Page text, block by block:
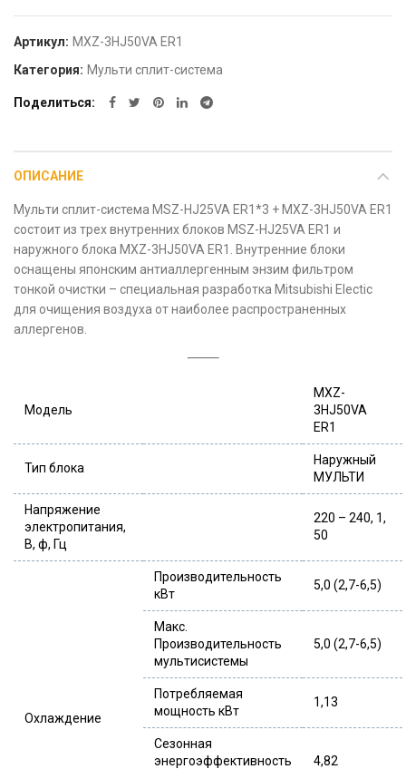
Артикул: MXZ-3HJ50VA ER1
Категория: Мульти сплит-система
Поделиться
ОПИСАНИЕ
Мульти сплит-система MSZ-HJ25VA ER1*3 + MXZ-3HJ50VA ER1
состоит из трех внутренних блоков MSZ-HJ25VA ER1 и
наружного блока MXZ-3HJ50VA ER1. Внутренние блоки
оснащены японским антиаллергенным энзим фильтром
тонкой очистки – специальная разработка Mitsubishi Electic
для очищения воздуха от наиболее распространенных
аллергенов.
Модель
MXZ-
3HJ50VA
ER1
Тип блока
Наружный
МУЛЬТИ
Напряжение
электропитания,
В, ф, Гц
220 – 240, 1,
50
Охлаждение
Производительность
кВт
5,0 (2,7-6,5)
Макс.
Производительность
мультисистемы
5,0 (2,7-6,5)
Потребляемая
мощность кВт
1,13
Сезонная
энергоэффективность
4,82